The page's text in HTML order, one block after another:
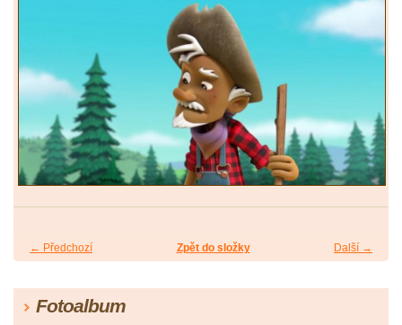
← Předchozí Další →
Zpět do složky
Fotoalbum